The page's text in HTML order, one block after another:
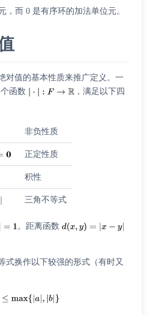
，而 0 是有序环的加法单位元。
对值的基本性质来推广定义。一
函数
，满足以下四
非负性质
正定性质
积性
三角不等式
。距离函数
式换作以下较强的形式（有时又